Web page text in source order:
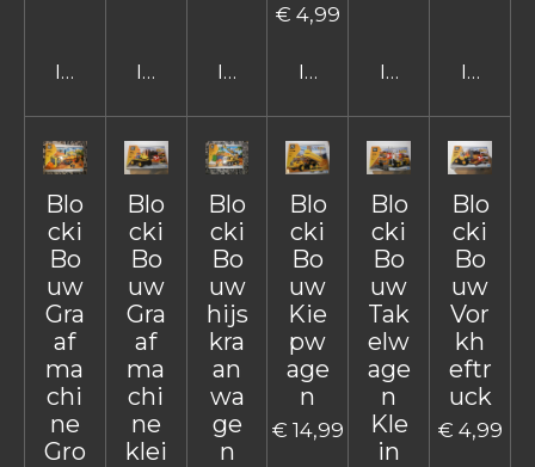
In winkelwagenIn winkelwagenIn winkelwagen
€ 4,99
In winkelwagen
In In
Blo
cki
Bo
uw
Gra
af
ma
chi
ne
Gro
Blo
cki
Bo
uw
Gra
af
ma
chi
ne
klei
Blo
cki
Bo
uw
hijs
kra
an
wa
ge
n
Blo
cki
Bo
uw
Kie
pw
age
n
€ 14,99
Blo
cki
Bo
uw
Tak
elw
age
n
Kle
in
Blo
cki
Bo
uw
Vor
kh
eftr
uck
€ 4,99